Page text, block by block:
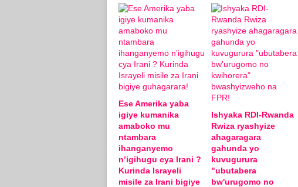
Ese Amerika yaba
igiye kumanika
amaboko mu
ntambara
ihanganyemo
n’igihugu cya Irani ?
Kurinda Israyeli
misile za Irani bigiye
Ishyaka RDI-Rwanda
Rwiza ryashyize
ahagaragara
gahunda yo
kuvugurura
"ubutabera
bw'urugomo no